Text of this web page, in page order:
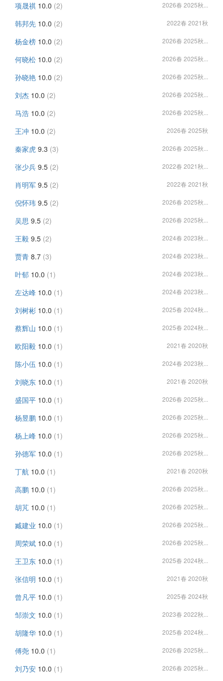
项晟祺 10.0 (2) 2026春 2025秋...
韩邦先 10.0 (2) 2022春 2021秋
杨金榜 10.0 (2) 2026春 2025秋...
何晓松 10.0 (2) 2026春 2025秋...
孙晓艳 10.0 (2) 2026春 2025秋...
刘杰 10.0 (2) 2026春 2025秋...
马浩 10.0 (2) 2026春 2025秋...
王冲 10.0 (2) 2026春 2025秋
秦家虎 9.3 (3) 2026春 2025秋...
张少兵 9.5 (2) 2022春 2021秋...
肖明军 9.5 (2) 2022春 2021秋
倪怀玮 9.5 (2) 2026春 2025秋...
吴思 9.5 (2) 2026春 2025秋...
王毅 9.5 (2) 2024春 2023秋...
贾青 8.7 (3) 2024春 2023秋...
叶郁 10.0 (1) 2024春 2023秋...
左达峰 10.0 (1) 2024春 2023秋...
刘树彬 10.0 (1) 2025春 2024秋...
蔡辉山 10.0 (1) 2025春 2024秋...
欧阳毅 10.0 (1) 2021春 2020秋
陈小伍 10.0 (1) 2024春 2023秋...
刘晓东 10.0 (1) 2021春 2020秋
盛国平 10.0 (1) 2026春 2025秋...
杨昱鹏 10.0 (1) 2026春 2025秋...
杨上峰 10.0 (1) 2026春 2025秋...
孙德军 10.0 (1) 2026春 2025秋...
丁航 10.0 (1) 2021春 2020秋
高鹏 10.0 (1) 2026春 2025秋...
胡芃 10.0 (1) 2026春 2025秋...
臧建业 10.0 (1) 2026春 2025秋...
周荣斌 10.0 (1) 2026春 2025秋...
王卫东 10.0 (1) 2025春 2024秋...
张信明 10.0 (1) 2021春 2020秋
曾凡平 10.0 (1) 2025春 2024秋
邹崇文 10.0 (1) 2023春 2022秋...
胡隆华 10.0 (1) 2025春 2024秋...
傅尧 10.0 (1) 2026春 2025秋...
刘乃安 10.0 (1) 2026春 2025秋...